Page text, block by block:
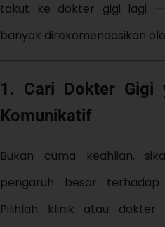
takut ke dokter gigi lagi
banyak direkomendasikan
1. Cari Dokter Gigi
Komunikatif
Bukan cuma keahlian,
pengaruh besar
Pilihlah klinik atau